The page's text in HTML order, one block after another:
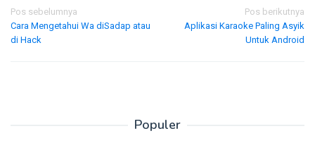
Navigasi
pos
Pos sebelumnya
Cara Mengetahui Wa diSadap atau
di Hack
Pos berikutnya
Aplikasi Karaoke Paling Asyik
Untuk Android
Populer